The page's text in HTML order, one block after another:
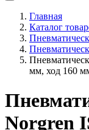
Главная
Каталог
мм, ход 160
Norgren